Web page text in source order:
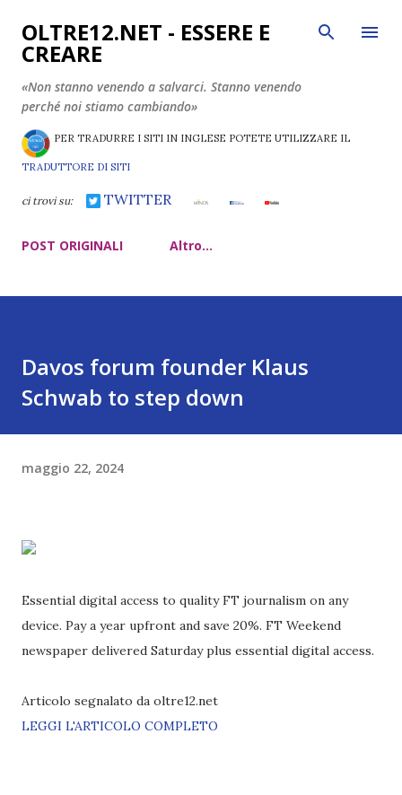
Passa ai contenuti principali
OLTRE12.NET - ESSERE E
CREARE
«Non stanno venendo a salvarci. Stanno venendo
perché noi stiamo cambiando»
PER TRADURRE I SITI IN INGLESE POTETE UTILIZZARE IL
TRADUTTORE DI SITI
ci trovi su: TWITTER
POST ORIGINALI Altro…
Davos forum founder Klaus
Schwab to step down
maggio 22, 2024
Essential digital access to quality FT journalism on any
device. Pay a year upfront and save 20%. FT Weekend
newspaper delivered Saturday plus essential digital access.
Articolo segnalato da oltre12.net
LEGGI L'ARTICOLO COMPLETO